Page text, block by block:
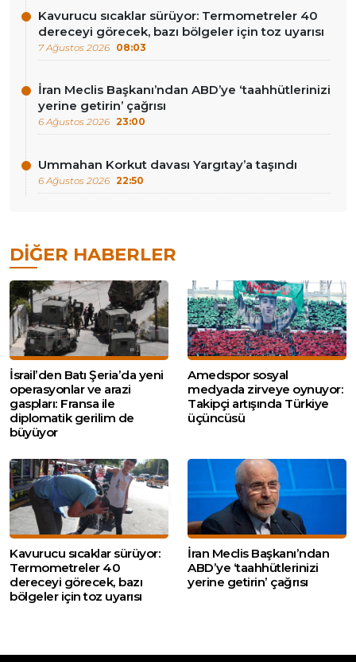
Kavurucu sıcaklar sürüyor: Termometreler 40
dereceyi görecek, bazı bölgeler için toz uyarısı
7 Ağustos 2026 08:03
İran Meclis Başkanı’ndan ABD’ye ‘taahhütlerinizi
yerine getirin’ çağrısı
6 Ağustos 2026 23:00
Ummahan Korkut davası Yargıtay’a taşındı
6 Ağustos 2026 22:50
DIĞER HABERLER
İsrail’den Batı Şeria’da yeni
operasyonlar ve arazi
gaspları: Fransa ile
diplomatik gerilim de
büyüyor
Amedspor sosyal
medyada zirveye oynuyor:
Takipçi artışında Türkiye
üçüncüsü
Kavurucu sıcaklar sürüyor:
Termometreler 40
dereceyi görecek, bazı
bölgeler için toz uyarısı
İran Meclis Başkanı’ndan
ABD’ye ‘taahhütlerinizi
yerine getirin’ çağrısı